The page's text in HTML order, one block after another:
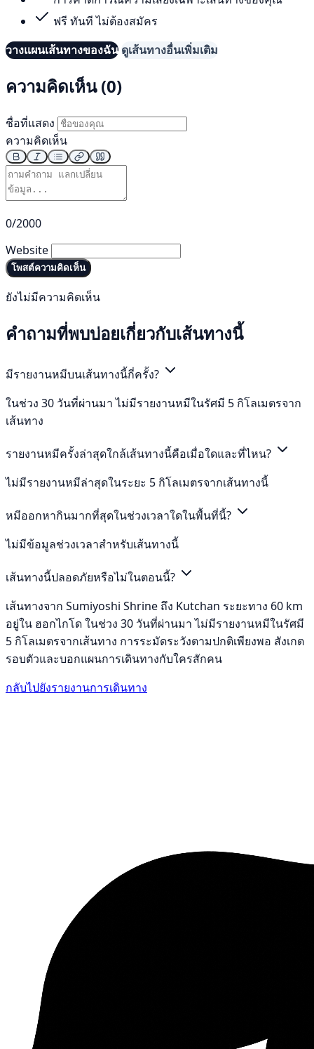
ฟรี ทันที ไม่ต้องสมัคร
วางแผนเส้นทางของฉัน ดูเส้นทางอื่นเพิ่มเติม
ความคิดเห็น (0)
ชื่อที่แสดง
ความคิดเห็น
0/2000
Website
โพสต์ความคิดเห็น
ยังไม่มีความคิดเห็น
คำถามที่พบบ่อยเกี่ยวกับเส้นทางนี้
มีรายงานหมีบนเส้นทางนี้กี่ครั้ง?
ในช่วง 30 วันที่ผ่านมา ไม่มีรายงานหมีในรัศมี 5 กิโลเมตรจาก
เส้นทาง
รายงานหมีครั้งล่าสุดใกล้เส้นทางนี้คือเมื่อใดและที่ไหน?
ไม่มีรายงานหมีล่าสุดในระยะ 5 กิโลเมตรจากเส้นทางนี้
หมีออกหากินมากที่สุดในช่วงเวลาใดในพื้นที่นี้?
ไม่มีข้อมูลช่วงเวลาสำหรับเส้นทางนี้
เส้นทางนี้ปลอดภัยหรือไม่ในตอนนี้?
เส้นทางจาก Sumiyoshi Shrine ถึง Kutchan ระยะทาง 60 km
อยู่ใน ฮอกไกโด ในช่วง 30 วันที่ผ่านมา ไม่มีรายงานหมีในรัศมี
5 กิโลเมตรจากเส้นทาง การระมัดระวังตามปกติเพียงพอ สังเกต
รอบตัวและบอกแผนการเดินทางกับใครสักคน
กลับไปยังรายงานการเดินทาง